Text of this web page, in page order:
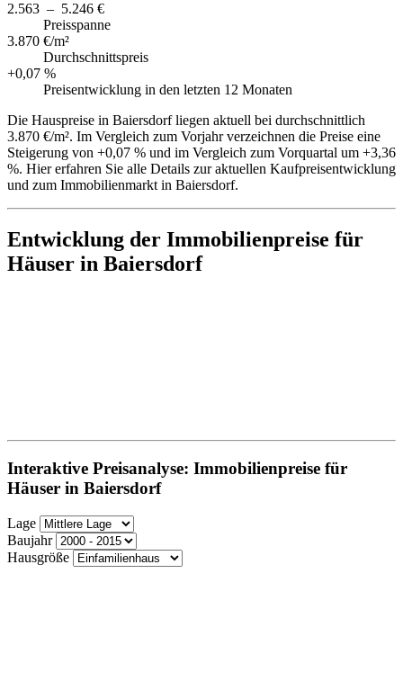
2.563 – 5.246 €
Preisspanne
3.870 €/m²
Durchschnittspreis
+0,07 %
Preisentwicklung in den letzten 12 Monaten
Die Hauspreise in Baiersdorf liegen aktuell bei durchschnittlich
3.870 €/m². Im Vergleich zum Vorjahr verzeichnen die Preise eine
Steigerung von +0,07 % und im Vergleich zum Vorquartal um +3,36
%. Hier erfahren Sie alle Details zur aktuellen Kaufpreisentwicklung
und zum Immobilienmarkt in Baiersdorf.
Entwicklung der Immobilienpreise für
Häuser in Baiersdorf
Interaktive Preisanalyse: Immobilienpreise für
Häuser in Baiersdorf
Lage
Baujahr
Hausgröße